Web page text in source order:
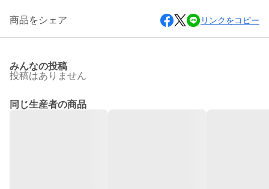
商品をシェア リンクをコピー
みんなの投稿
投稿はありません
同じ生産者の商品